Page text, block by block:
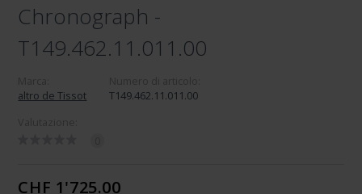
Chronograph -
T149.462.11.011.00
altro de Tissot
T149.462.11.011.00
CHF 1'725.00